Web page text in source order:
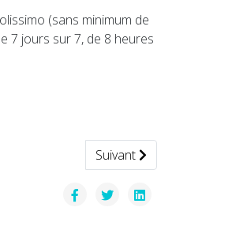
(sans minimum de
7 jours sur 7, de 8 heures
Article suivant : Streetco :
Suivant